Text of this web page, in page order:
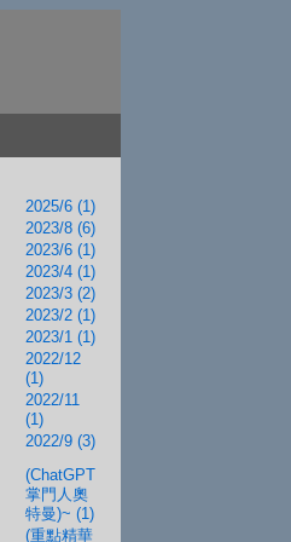
2025/6 (1)
2023/8 (6)
2023/6 (1)
2023/4 (1)
2023/3 (2)
2023/2 (1)
2023/1 (1)
2022/12
(1)
2022/11
(1)
2022/9 (3)
(ChatGPT
掌門人奧
特曼)~ (1)
(重點精華